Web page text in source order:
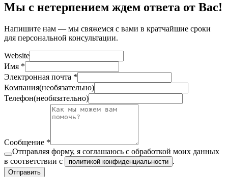
Мы с нетерпением ждем ответа от Вас!
Напишите нам — мы свяжемся с вами в кратчайшие сроки
для персональной консультации.
Website
Имя *
Электронная почта *
Компания(необязательно)
Телефон(необязательно)
Сообщение *
Отправляя форму, я соглашаюсь с обработкой моих данных
в соответствии с
политикой конфиденциальности .
Отправить